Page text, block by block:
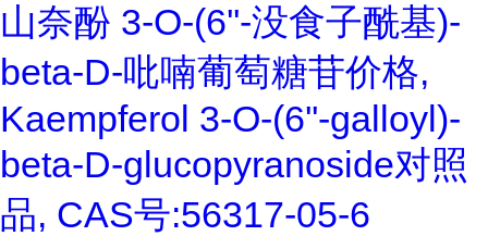
山奈酚 3-O-(6''-没食子酰基)-
beta-D-吡喃葡萄糖苷价格,
Kaempferol 3-O-(6''-galloyl)-
beta-D-glucopyranoside对照
品, CAS号:56317-05-6